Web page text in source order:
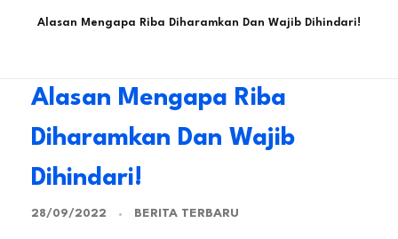
Alasan Mengapa Riba Diharamkan Dan Wajib Dihindari!
Alasan Mengapa Riba
Diharamkan Dan Wajib
Dihindari!
28/09/2022 BERITA TERBARU